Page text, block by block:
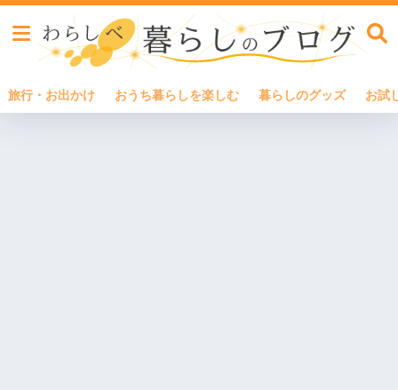
旅行・お出かけ おうち暮らしを楽しむ 暮らしのグッズ お試